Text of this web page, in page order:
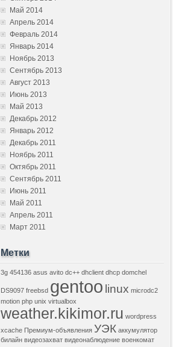
Май 2014
Апрель 2014
Февраль 2014
Январь 2014
Ноябрь 2013
Сентябрь 2013
Август 2013
Июнь 2013
Май 2013
Декабрь 2012
Январь 2012
Декабрь 2011
Ноябрь 2011
Октябрь 2011
Сентябрь 2011
Июнь 2011
Май 2011
Апрель 2011
Март 2011
Метки
3g 454136 asus avito dc++ dhclient dhcp domchel
DS9097 freebsd gentoo linux microdc2
motion php unix virtualbox
weather.kikimor.ru wordpress
xcache Премиум-объявления УЭК аккумулятор
билайн видеозахват видеонаблюдение военкомат